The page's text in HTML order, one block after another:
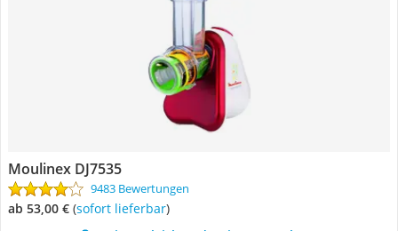
Moulinex DJ7535
9483 Bewertungen
ab 53,00 € ( Sofort lieferbar)